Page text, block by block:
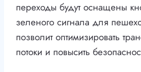
переходы будут оснащены
зеленого сигнала для
позволит оптимизировать
потоки и повысить